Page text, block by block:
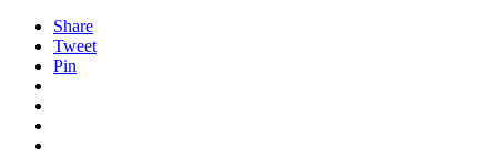
Share
Tweet
Pin